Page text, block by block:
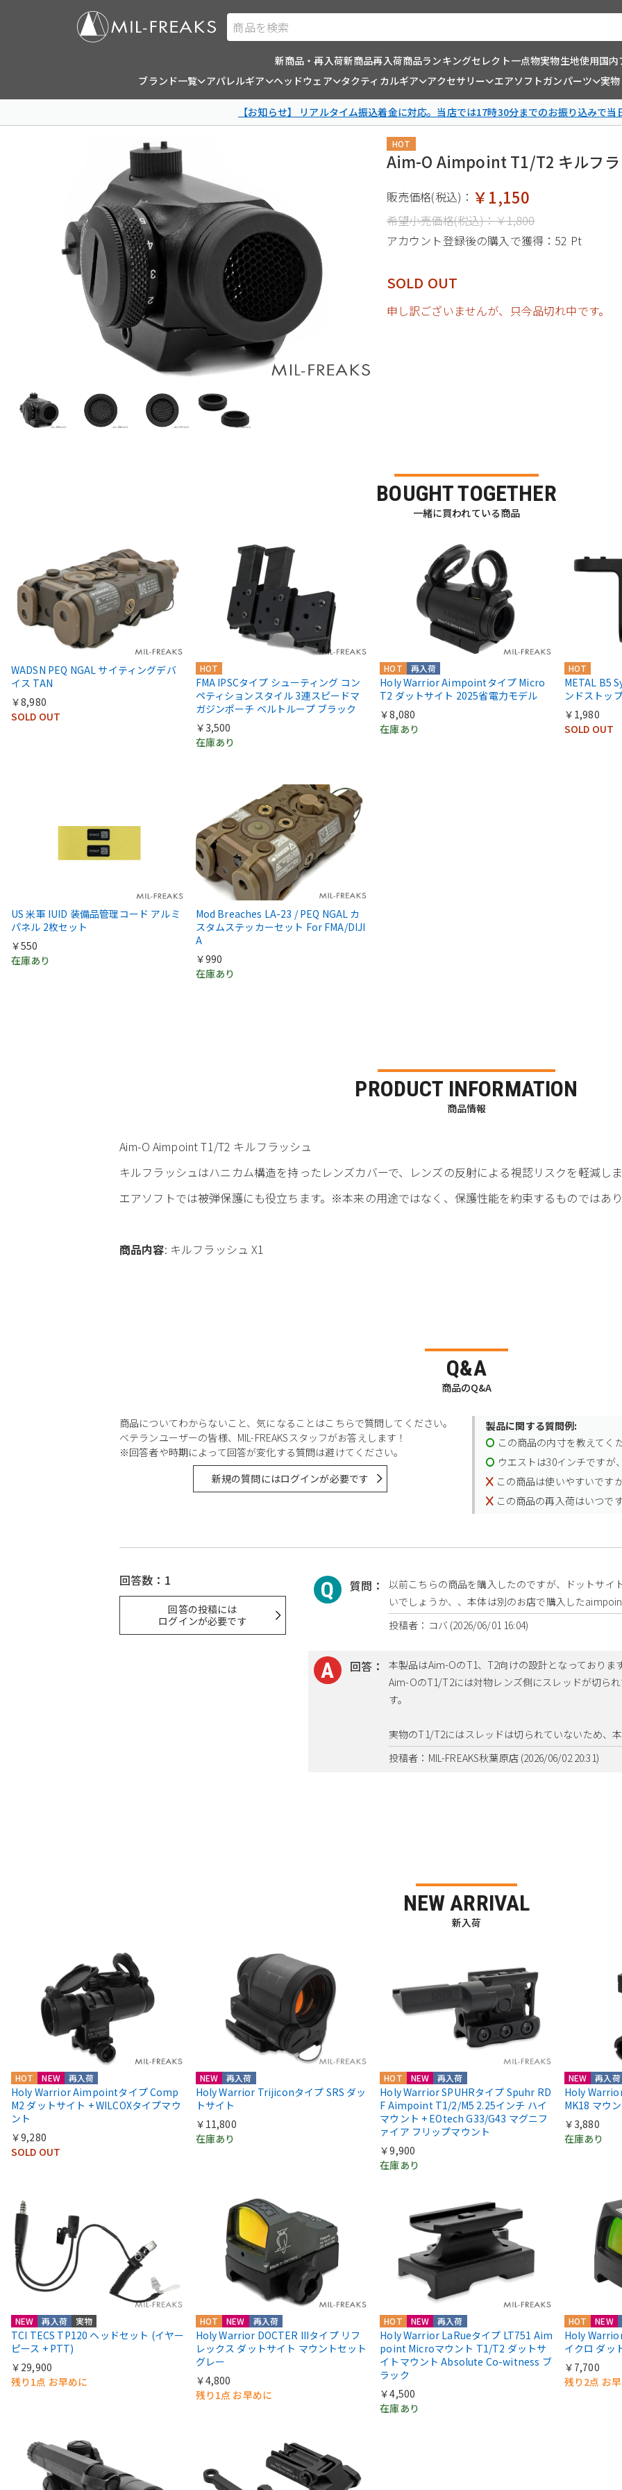
商品を検索
新商品・再入荷新商品再入荷商品ランキングセレクト一点物実物生地使用国内
ブランド一覧
アパレルギア ヘッドウェア タクティカルギア アクセサリー エアソフトガンパーツ 実
【お知らせ】 リアルタイム振込着金に対応。当店では17時30分までのお振り込みで当
HOT
Aim-O Aimpoint T1/T2 キルフラ
販売価格(税込)： ￥1,150
希望小売価格(税込)：￥1,800
アカウント登録後の購入で獲得： 52 Pt
SOLD OUT
申し訳ございませんが、只今品切れ中です。
BOUGHT TOGETHER
一緒に買われている商品
WADSN PEQ NGAL サイティングデバ
イス TAN
￥8,980
SOLD OUT
HOT
FMA IPSCタイプ シューティング コン
ペティションスタイル 3連スピードマ
ガジンポーチ ベルトループ ブラック
￥3,500
在庫あり
再入荷
HOT
Holy Warrior Aimpointタイプ Micro
T2 ダットサイト 2025省電力モデル
￥8,080
在庫あり
HOT
METAL B5
ンドストッ
￥1,980
SOLD OUT
US 米軍 IUID 装備品管理コード アルミ
パネル 2枚セット
￥550
在庫あり
Mod Breaches LA-23 / PEQ NGAL カ
スタムステッカーセット For FMA/DIJI
A
￥990
在庫あり
PRODUCT INFORMATION
商品情報
Aim-O Aimpoint T1/T2 キルフラッシュ
キルフラッシュはハニカム構造を持ったレンズカバーで、レンズの反射による視認リスクを軽減しま
エアソフトでは被弾保護にも役立ちます。※本来の用途ではなく、保護性能を約束するものではあり
商品内容: キルフラッシュ X1
Q&A
商品のQ&A
商品についてわからないこと、気になることはこちらで質問してください。
ベテランユーザーの皆様、MIL-FREAKSスタッフがお答えします！
※回答者や時期によって回答が変化する質問は避けてください。
新規の質問にはログインが必要です
製品に関する質問例:
この商品の内寸を教えてく
ウエストは30インチですが
この商品は使いやすいです
この商品の再入荷はいつで
回答数：1
回答の投稿には
ログインが必要です
質問：
以前こちらの商品を購入したのですが、ドットサイ
いでしょうか、、本体は別のお店で購入した
投稿者：コバ (2026/06/01 16:04)
回答：
本製品はAim-OのT1、T2向けの設計となっております
Aim-OのT1/T2には対物レンズ側にスレッドが切ら
す。
実物のT1/T2にはスレッドは切られていないため、
投稿者：MIL-FREAKS秋葉原店 (2026/06/02 20:31)
NEW ARRIVAL
新入荷
HOT NEW 再入荷
Holy Warrior Aimpointタイプ Comp
M2 ダットサイト + WILCOXタイプマウ
ント
￥9,280
SOLD OUT
NEW 再入荷
Holy Warrior Trijiconタイプ SRS ダッ
トサイト
￥11,800
在庫あり
HOT NEW 再入荷
Holy Warrior SPUHRタイプ Spuhr RD
F Aimpoint T1/2/M5 2.25インチ ハイ
マウント + EOtech G33/G43 マグニフ
ァイア フリップマウント
￥9,900
在庫あり
NEW 再入荷
Holy
MK18 マウ
￥3,880
在庫あり
NEW 再入荷 実物
TCI TECS TP120 ヘッドセット (イヤー
ピース + PTT)
￥29,900
残り1点 お早めに
HOT NEW 再入荷
Holy Warrior DOCTER IIIタイプ リフ
レックス ダットサイト マウントセット
グレー
￥4,800
残り1点 お早めに
HOT NEW 再入荷
Holy Warrior LaRueタイプ LT751 Aim
point Microマウント T1/T2 ダットサ
イトマウント Absolute Co-witness ブ
ラック
￥4,500
在庫あり
HOT NEW
Holy
イクロ ダッ
￥7,700
残り2点 お